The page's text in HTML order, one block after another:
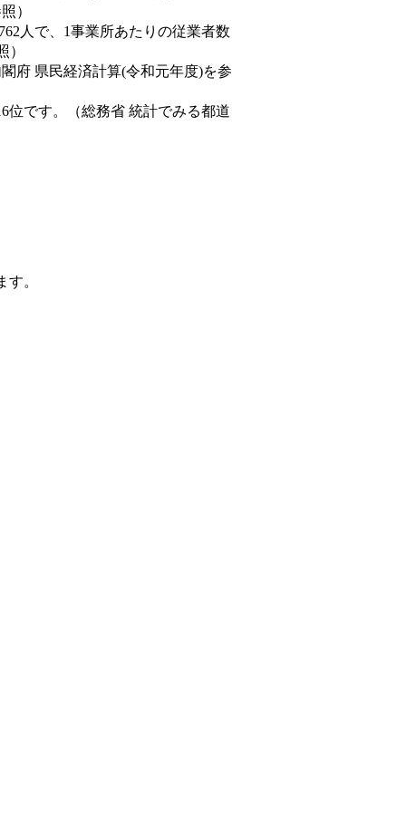
）
人で、1事業所あたりの従業者数
）
府 県民経済計算(令和元年度)を参
位です。（総務省 統計でみる都道
。